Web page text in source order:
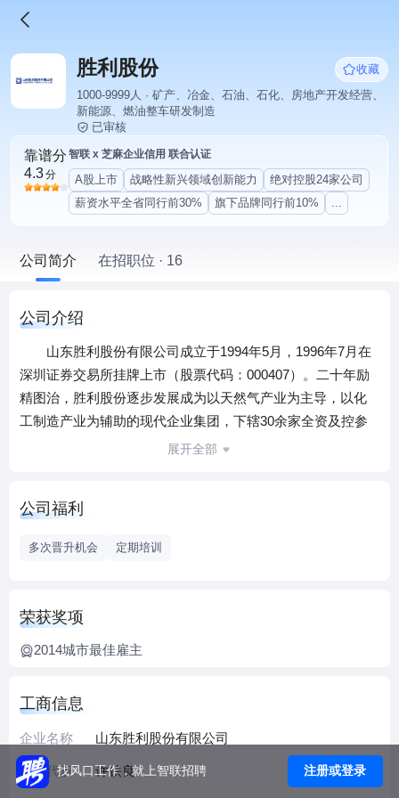
胜利股份
收藏
1000-9999人 · 矿产、冶金、石油、石化、房地产开发经营、
新能源、燃油整车研发制造
已审核
靠谱分
4.3分
智联 x 芝麻企业信用 联合认证
A股上市 战略性新兴领域创新能力
绝对控股24家公司
薪资水平全省同行前30%
旗下品牌同行前10% ...
公司简介 在招职位 · 16
公司介绍
山东胜利股份有限公司成立于1994年5月，1996年7月在
深圳证券交易所挂牌上市（股票代码：000407）。二十年励
精图治，胜利股份逐步发展成为以天然气产业为主导，以化
工制造产业为辅助的现代企业集团，下辖30余家全资及控参
股公司。胜利人恪守着对所肩负责任的坚定承诺，保持着创
业”、“AAA级信用企业”、“山东省十佳雇主”等荣誉称号。
两年多的拼搏进取，公司目前正处于历史上最好的发展机遇
期，在山东、广西及河南等区域大力开拓天然气业务,同时，
积极涉足天然气国际贸易和焦气洁能天然气等业务。胜利燃
展开全部
公司福利
多次晋升机会 定期培训
荣获奖项
2014城市最佳雇主
工商信息
企业名称 山东胜利股份有限公司
法人代表 许铁良
找风口工作，就上智联招聘 注册或登录